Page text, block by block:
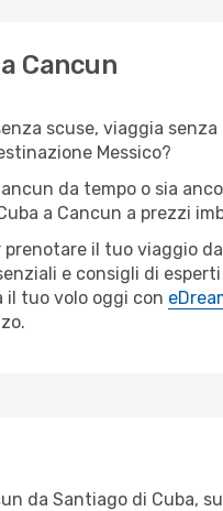
Cancun
scuse, viaggia
Messico?
da tempo o sia
a Cancun a prezzi
il tuo viaggio
e consigli di
il tuo volo oggi con
da Santiago di Cuba,